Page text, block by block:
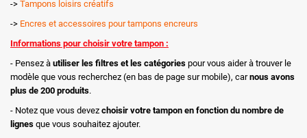
-> Tampons loisirs créatifs
-> Encres et accessoires pour tampons encreurs
Informations pour choisir votre tampon :
- Pensez à utiliser les filtres et les catégories pour vous aider à trouver le
modèle que vous recherchez (en bas de page sur mobile), carnous avons
plus de 200 produits.
- Notez que vous devez choisir votre tampon en fonction du nombre de
lignes que vous souhaitez ajouter.